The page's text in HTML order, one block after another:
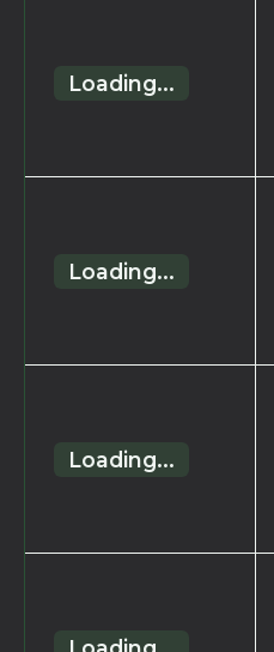
Loading...
Loading...
Loading...